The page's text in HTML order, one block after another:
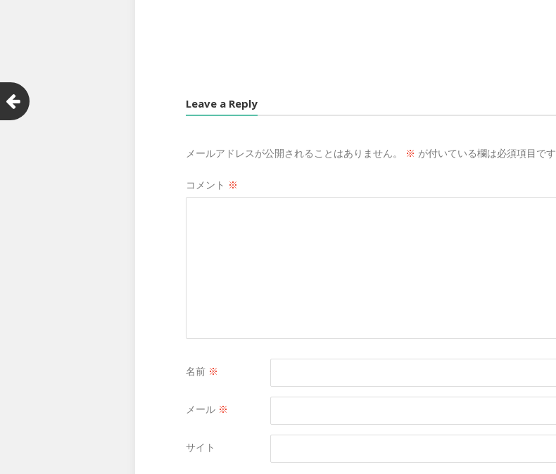
Leave a Reply
メールアドレスが公開されることはありません。 ※ が付いている欄は必須項目です
コメント ※
名前 ※
メール ※
サイト